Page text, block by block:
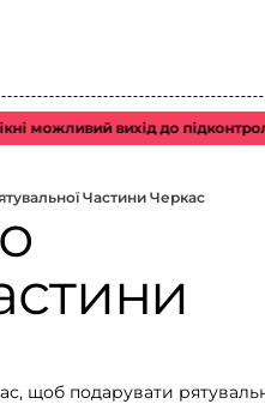
вихід до підконтрольного
Частини Черкас
щоб подарувати